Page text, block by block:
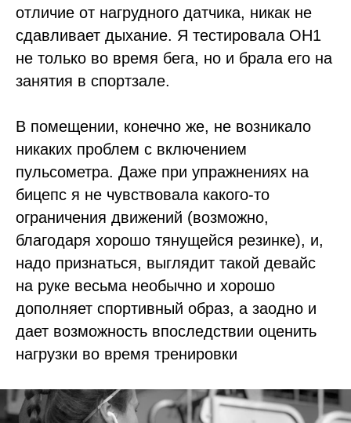
отличие от нагрудного датчика, никак не
сдавливает дыхание. Я тестировала OH1
не только во время бега, но и брала его на
занятия в спортзале.
В помещении, конечно же, не возникало
никаких проблем с включением
пульсометра. Даже при упражнениях на
бицепс я не чувствовала какого-то
ограничения движений (возможно,
благодаря хорошо тянущейся резинке), и,
надо признаться, выглядит такой девайс
на руке весьма необычно и хорошо
дополняет спортивный образ, а заодно и
дает возможность впоследствии оценить
нагрузки во время тренировки